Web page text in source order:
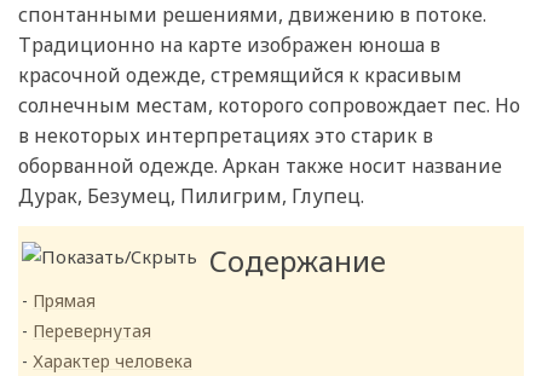
спонтанными решениями, движению в потоке.
Традиционно на карте изображен юноша в
красочной одежде, стремящийся к красивым
солнечным местам, которого сопровождает пес. Но
в некоторых интерпретациях это старик в
оборванной одежде. Аркан также носит название
Дурак, Безумец, Пилигрим, Глупец.
Содержание
Прямая
Перевернутая
Характер человека